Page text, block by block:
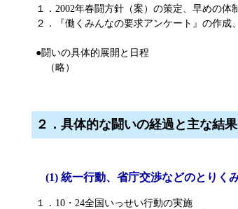
１．2002年春闘方針（案）の策定、早めの体
２．『働くみんなの要求アンケート』の作成
●闘いの具体的展開と日程
（略）
２．具体的な闘いの経過と主な結果
(1) 統一行動、省庁交渉などのとりく
１．10・24全国いっせい行動の実施